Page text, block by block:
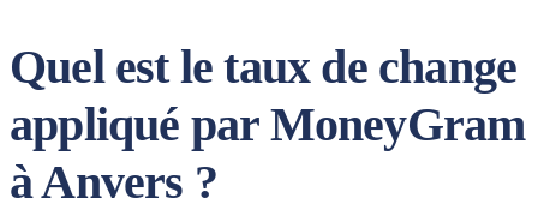
Quel est le taux de change
appliqué par MoneyGram
à Anvers ?